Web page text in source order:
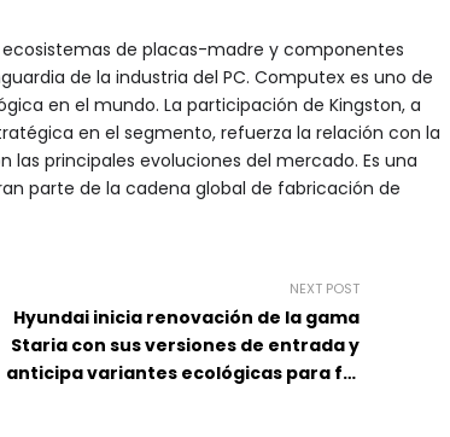
de placas-madre y componentes
de la industria del PC. Computex es uno de
en el mundo. La participación de Kingston, a
en el segmento, refuerza la relación con la
principales evoluciones del mercado. Es una
parte de la cadena global de fabricación de
NEXT POST
Hyundai inicia renovación de la gama
Staria con sus versiones de entrada y
anticipa variantes ecológicas para fin